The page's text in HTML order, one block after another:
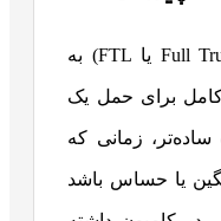
حمل بار فول تراک (Full Truck Load یا FTL) به
کامل برای حمل یک
زمانی که
یا حساس باشد